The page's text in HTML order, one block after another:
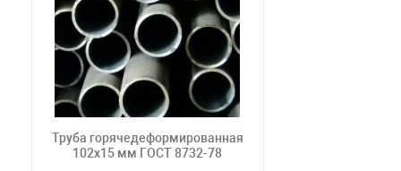
Труба горячедеформированная
102х15 мм ГОСТ 8732-78